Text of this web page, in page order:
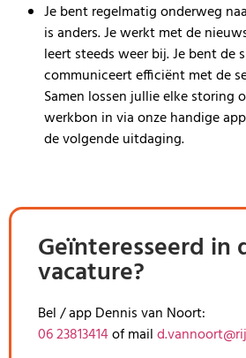
Je bent regelmatig onderweg
is anders. Je werkt met de
leert steeds weer bij. Je bent de
communiceert efficiënt met de
Samen lossen jullie elke storing
werkbon in via onze handige
de volgende uitdaging.
Geïnteresseerd in
vacature?
Bel / appDennis van Noort:
06 23813414of mail